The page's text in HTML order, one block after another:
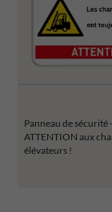
Panneau de sécurité -
ATTENTION aux
élévateurs !